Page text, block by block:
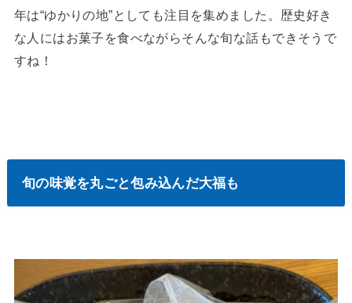
年は“ゆかりの地”としても注目を集めました。歴史好き
な人にはお菓子を食べながらそんな旬な話もできそうで
すね！
旬の味覚を丸ごと包み込んだ大福も